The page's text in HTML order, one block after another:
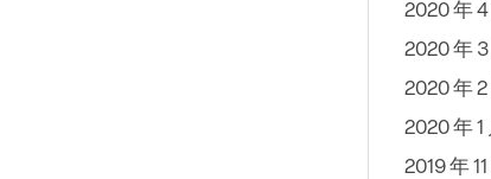
2020 年 4
2020 年 3
2020 年 2
2020 年 1
2019 年 11